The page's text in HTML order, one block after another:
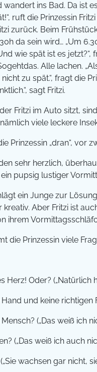
wandert ins Bad. Da ist
ruft die Prinzessin
zurück. Beim
da sein wird… „Um
wie spät ist es
Alle lachen.
zu spät.“, fragt die
sagt Fritzi.
Fritzi im Auto sitzt,
viele leckere
Prinzessin „dran“, vor
sehr herzlich,
pupsig lustiger
ein Junge zur
kreativ. Aber Fritzi ist
ihrem
die Prinzessin viele
Herz! Oder? („Natürlich
und keine richtigen
(„Das weiß ich
(„Das weiß ich auch
wachsen gar nicht,